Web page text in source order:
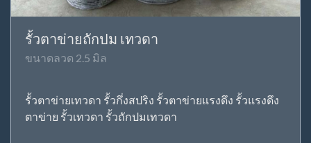
รั้วตาข่ายถักปม เทวดา
ขนาดลวด 2.5 มิล
รั้วตาข่ายเทวดา รั้วกึ่งสปริง รั้วตาข่ายแรงดึง รั้วแรงดึง
ตาข่าย รั้วเทวดา รั้วถักปมเทวดา